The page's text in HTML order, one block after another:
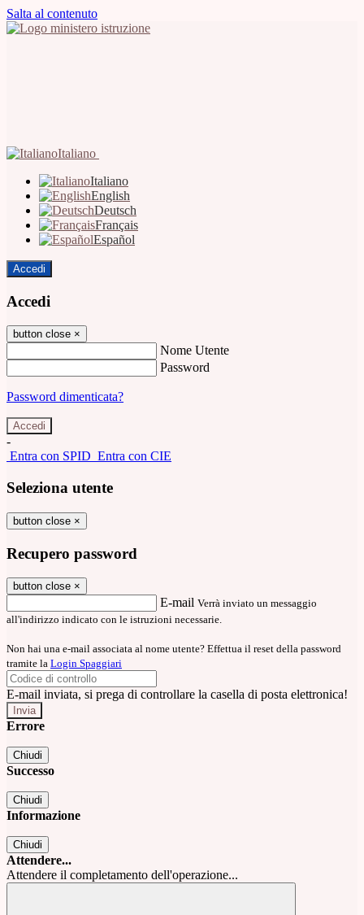
Salta al contenuto
Italiano
Italiano
English
Deutsch
Français
Español
Accedi
Accedi
button close ×
Nome Utente
Password
Password dimenticata?
-
Entra con SPID Entra con CIE
Seleziona utente
button close ×
Recupero password
button close ×
E-mail Verrà inviato un messaggio
all'indirizzo indicato con le istruzioni necessarie.
Non hai una e-mail associata al nome utente? Effettua il reset della password
tramite la Login Spaggiari
E-mail inviata, si prega di controllare la casella di posta elettronica!
Errore
Chiudi
Successo
Chiudi
Informazione
Chiudi
Attendere...
Attendere il completamento dell'operazione...